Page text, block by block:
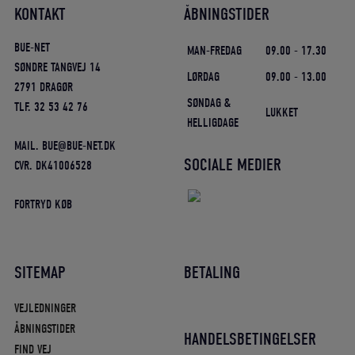
KONTAKT
BUE-NET
SØNDRE TANGVEJ 14
2791 DRAGØR
TLF. 32 53 42 76
MAIL. BUE@BUE-NET.DK
CVR. DK41006528
FORTRYD KØB
ÅBNINGSTIDER
MAN-FREDAG
09.00 - 17.30
LØRDAG
09.00 - 13.00
SØNDAG &
HELLIGDAGE
LUKKET
SOCIALE MEDIER
SITEMAP
VEJLEDNINGER
ÅBNINGSTIDER
FIND VEJ
BETALING
HANDELSBETINGELSER